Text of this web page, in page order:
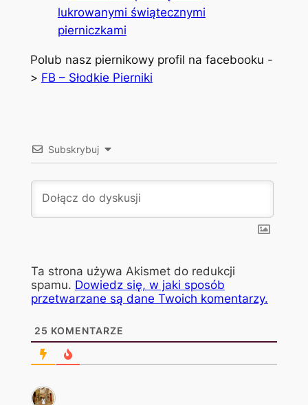
Polub nasz piernikowy profil na facebooku -
> FB – Słodkie Pierniki
Subskrybuj
Ta strona używa Akismet do redukcji
spamu. Dowiedz się, w jaki sposób
przetwarzane są dane Twoich komentarzy.
25 KOMENTARZE